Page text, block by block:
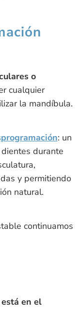
o
cualquier
la mandíbula.
: un
durante
y permitiendo
natural.
continuamos
en el